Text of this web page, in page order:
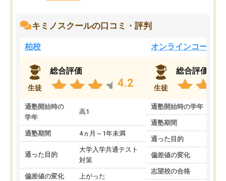
キミノスクールの口コミ・評判
柏校
生徒
総合評価
4.2
通塾開始時の
学年
高1
通塾期間 4ヵ月～1年未満
通った目的
大学入学共通テスト
対策
偏差値の変化 上がった
オンラインコース
生徒
総合評価
通塾開始時の学年
通塾期間
通った目的
偏差値の変化
志望校の合格